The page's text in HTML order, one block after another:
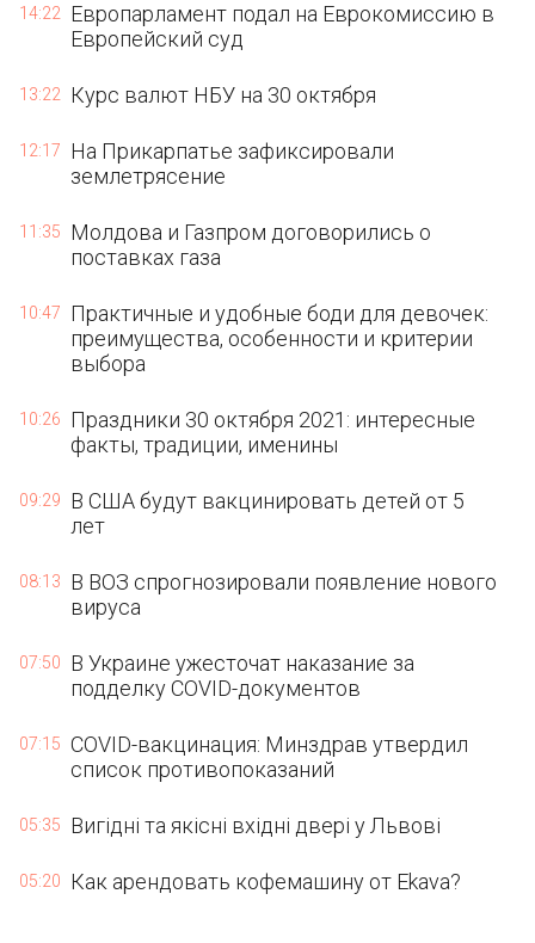
14:22
Европарламент подал на Еврокомиссию в
Европейский суд
13:22 Курс валют НБУ на 30 октября
12:17
На Прикарпатье зафиксировали
землетрясение
11:35
Молдова и Газпром договорились о
поставках газа
10:47
Практичные и удобные боди для девочек:
преимущества, особенности и критерии
выбора
10:26
Праздники 30 октября 2021: интересные
факты, традиции, именины
09:29
В США будут вакцинировать детей от 5
лет
08:13
В ВОЗ спрогнозировали появление нового
вируса
07:50
В Украине ужесточат наказание за
подделку COVID-документов
07:15 СOVID-вакцинация: Минздрав утвердил
список противопоказаний
05:35 Вигідні та якісні вхідні двері у Львові
05:20 Как арендовать кофемашину от Ekava?